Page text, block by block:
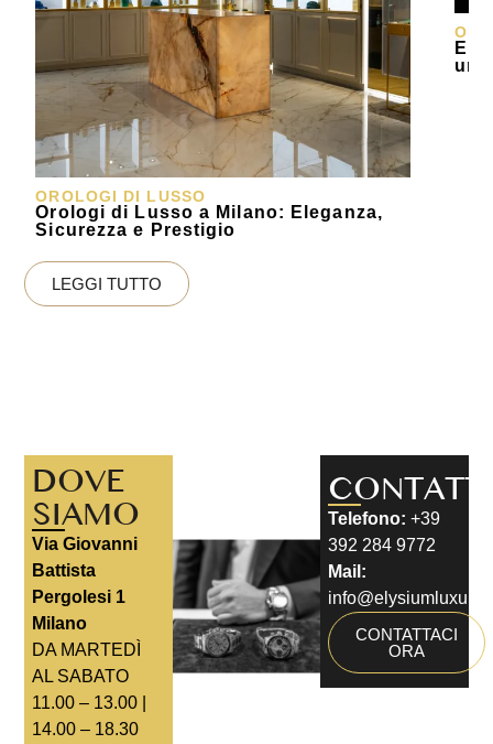
OROLOGI DI LUSSO
Orologi di Lusso a Milano: Eleganza,
Sicurezza e Prestigio
un
LEGGI TUTTO
DOVE
SIAMO
Via Giovanni
Battista
Pergolesi 1
Milano
DA MARTEDÌ
AL SABATO
11.00 – 13.00 |
14.00 – 18.30
Telefono: +39
392 284 9772
Mail:
info@elysiumluxury.it
CONTATTACI
ORA